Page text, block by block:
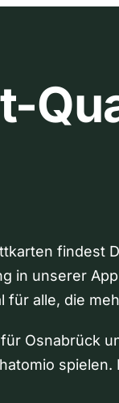
findest
in unserer
für alle, die
Osnabrück